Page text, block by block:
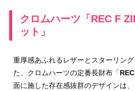
クロムハーツ「REC F
ット」
重厚感あふれるレザーとスターリン
た、クロムハーツの定番長財布「
面に施した存在感抜群のデザインは